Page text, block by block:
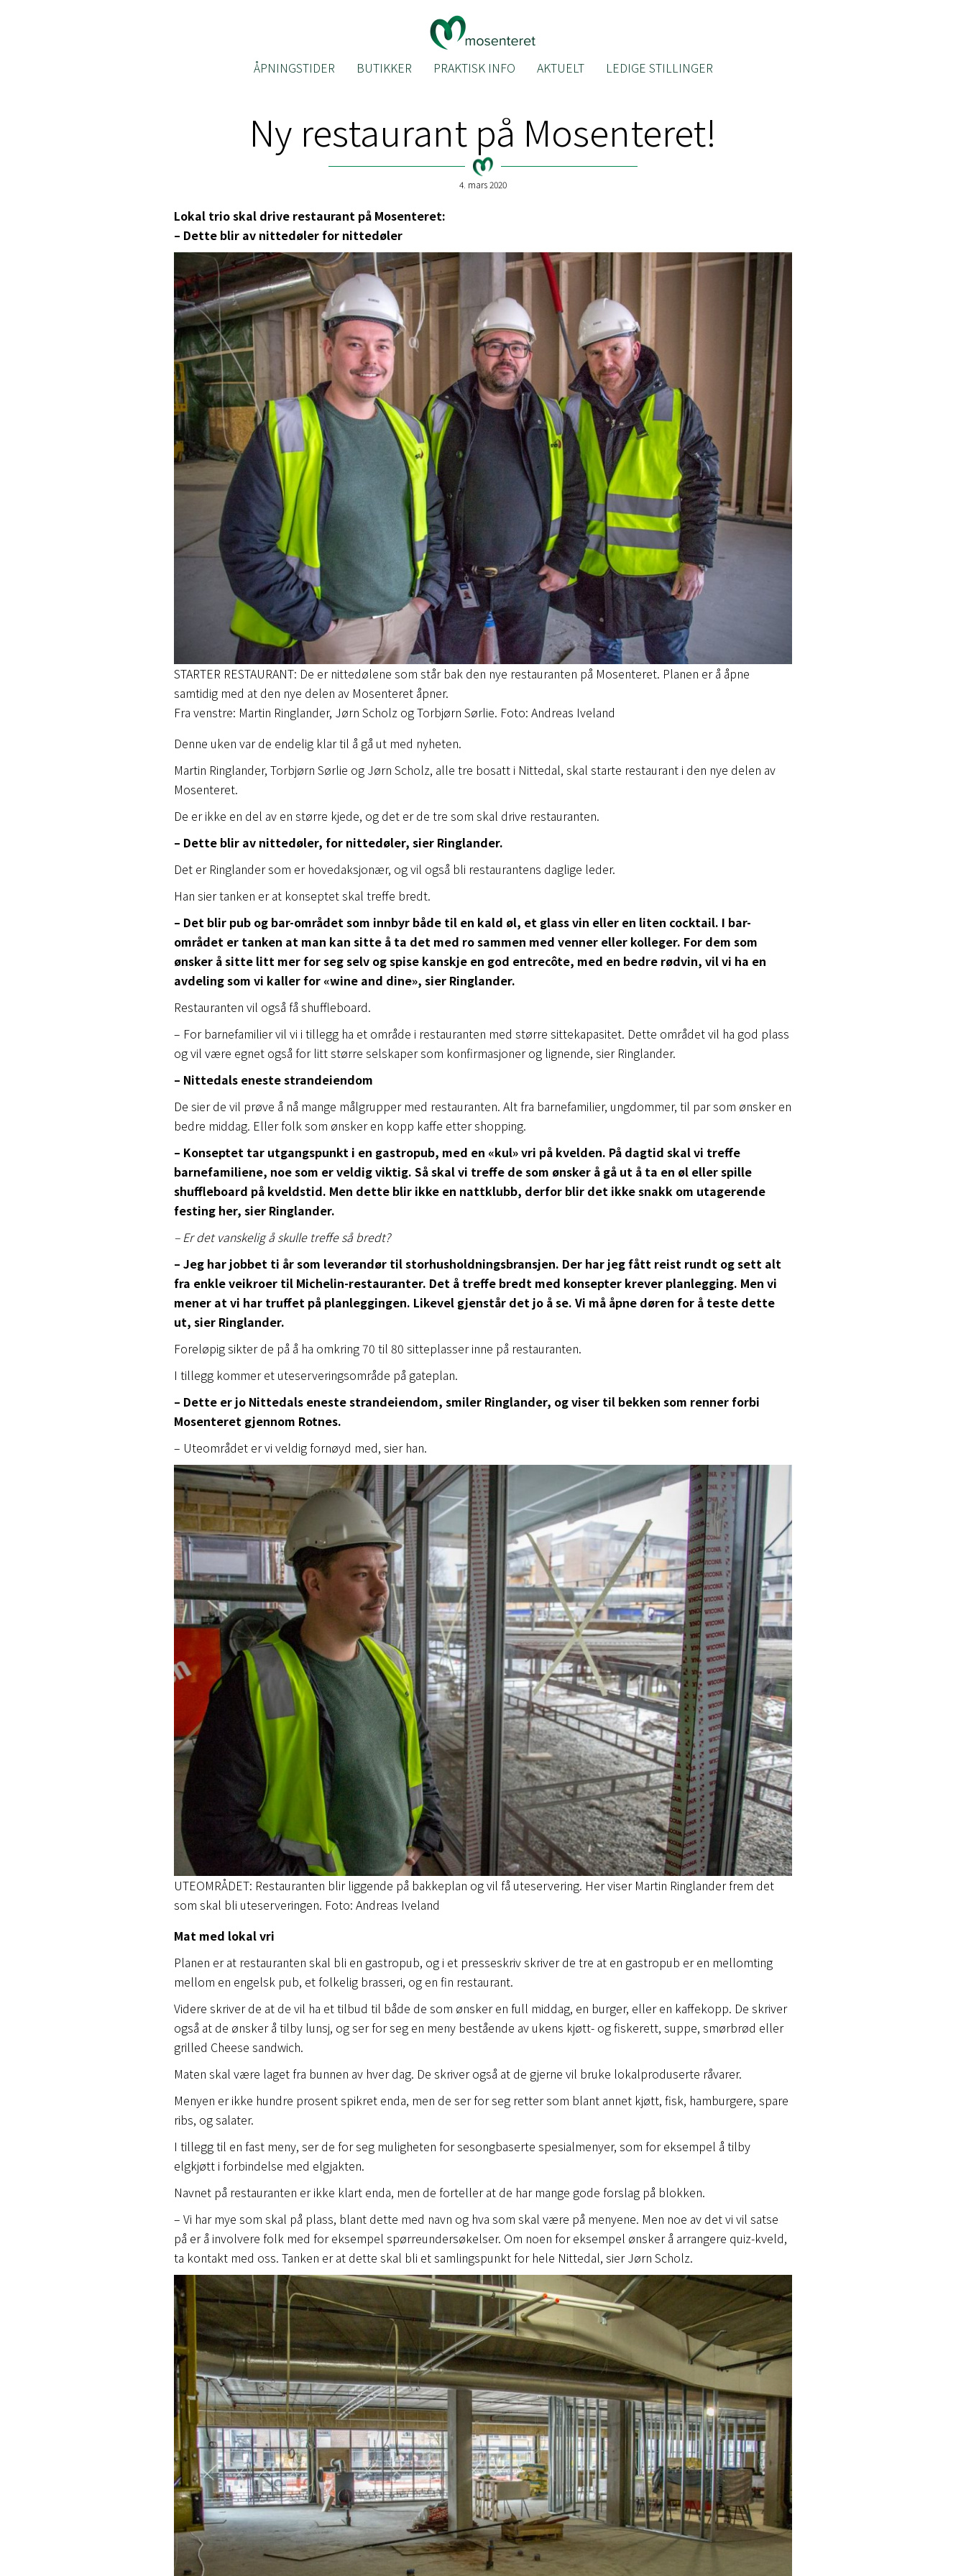
ÅPNINGSTIDER BUTIKKER PRAKTISK INFO AKTUELT LEDIGE STILLINGER
Ny restaurant på Mosenteret!
4. mars 2020
Lokal trio skal drive restaurant på Mosenteret:
– Dette blir av nittedøler for nittedøler
STARTER RESTAURANT: De er nittedølene som står bak den nye restauranten på Mosenteret. Planen er å åpne
samtidig med at den nye delen av Mosenteret åpner.
Fra venstre: Martin Ringlander, Jørn Scholz og Torbjørn Sørlie. Foto: Andreas Iveland
Denne uken var de endelig klar til å gå ut med nyheten.
Martin Ringlander, Torbjørn Sørlie og Jørn Scholz, alle tre bosatt i Nittedal, skal starte restaurant i den nye delen av
Mosenteret.
De er ikke en del av en større kjede, og det er de tre som skal drive restauranten.
– Dette blir av nittedøler, for nittedøler, sier Ringlander.
Det er Ringlander som er hovedaksjonær, og vil også bli restaurantens daglige leder.
Han sier tanken er at konseptet skal treffe bredt.
– Det blir pub og bar-området som innbyr både til en kald øl, et glass vin eller en liten cocktail. I bar-
området er tanken at man kan sitte å ta det med ro sammen med venner eller kolleger. For dem som
ønsker å sitte litt mer for seg selv og spise kanskje en god entrecôte, med en bedre rødvin, vil vi ha en
avdeling som vi kaller for «wine and dine», sier Ringlander.
Restauranten vil også få shuffleboard.
– For barnefamilier vil vi i tillegg ha et område i restauranten med større sittekapasitet. Dette området vil ha god plass
og vil være egnet også for litt større selskaper som konfirmasjoner og lignende, sier Ringlander.
– Nittedals eneste strandeiendom
De sier de vil prøve å nå mange målgrupper med restauranten. Alt fra barnefamilier, ungdommer, til par som ønsker en
bedre middag. Eller folk som ønsker en kopp kaffe etter shopping.
– Konseptet tar utgangspunkt i en gastropub, med en «kul» vri på kvelden. På dagtid skal vi treffe
barnefamiliene, noe som er veldig viktig. Så skal vi treffe de som ønsker å gå ut å ta en øl eller spille
shuffleboard på kveldstid. Men dette blir ikke en nattklubb, derfor blir det ikke snakk om utagerende
festing her, sier Ringlander.
– Er det vanskelig å skulle treffe så bredt?
– Jeg har jobbet ti år som leverandør til storhusholdningsbransjen. Der har jeg fått reist rundt og sett alt
fra enkle veikroer til Michelin-restauranter. Det å treffe bredt med konsepter krever planlegging. Men vi
mener at vi har truffet på planleggingen. Likevel gjenstår det jo å se. Vi må åpne døren for å teste dette
ut, sier Ringlander.
Foreløpig sikter de på å ha omkring 70 til 80 sitteplasser inne på restauranten.
I tillegg kommer et uteserveringsområde på gateplan.
– Dette er jo Nittedals eneste strandeiendom, smiler Ringlander, og viser til bekken som renner forbi
Mosenteret gjennom Rotnes.
– Uteområdet er vi veldig fornøyd med, sier han.
UTEOMRÅDET: Restauranten blir liggende på bakkeplan og vil få uteservering. Her viser Martin Ringlander frem det
som skal bli uteserveringen. Foto: Andreas Iveland
Mat med lokal vri
Planen er at restauranten skal bli en gastropub, og i et presseskriv skriver de tre at en gastropub er en mellomting
mellom en engelsk pub, et folkelig brasseri, og en fin restaurant.
Videre skriver de at de vil ha et tilbud til både de som ønsker en full middag, en burger, eller en kaffekopp. De skriver
også at de ønsker å tilby lunsj, og ser for seg en meny bestående av ukens kjøtt- og fiskerett, suppe, smørbrød eller
grilled Cheese sandwich.
Maten skal være laget fra bunnen av hver dag. De skriver også at de gjerne vil bruke lokalproduserte råvarer.
Menyen er ikke hundre prosent spikret enda, men de ser for seg retter som blant annet kjøtt, fisk, hamburgere, spare
ribs, og salater.
I tillegg til en fast meny, ser de for seg muligheten for sesongbaserte spesialmenyer, som for eksempel å tilby
elgkjøtt i forbindelse med elgjakten.
Navnet på restauranten er ikke klart enda, men de forteller at de har mange gode forslag på blokken.
– Vi har mye som skal på plass, blant dette med navn og hva som skal være på menyene. Men noe av det vi vil satse
på er å involvere folk med for eksempel spørreundersøkelser. Om noen for eksempel ønsker å arrangere quiz-kveld,
ta kontakt med oss. Tanken er at dette skal bli et samlingspunkt for hele Nittedal, sier Jørn Scholz.